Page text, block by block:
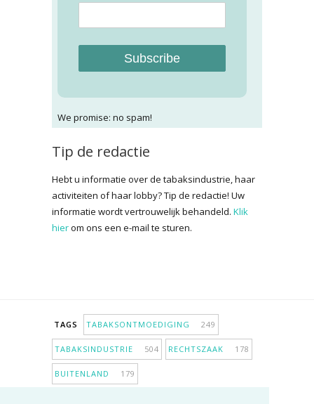
Subscribe
We promise: no spam!
Tip de redactie
Hebt u informatie over de tabaksindustrie, haar
activiteiten of haar lobby? Tip de redactie! Uw
informatie wordt vertrouwelijk behandeld. Klik
hierom ons een e-mail te sturen.
TAGS TABAKSONTMOEDIGING 249
TABAKSINDUSTRIE 504 RECHTSZAAK 178
BUITENLAND 179